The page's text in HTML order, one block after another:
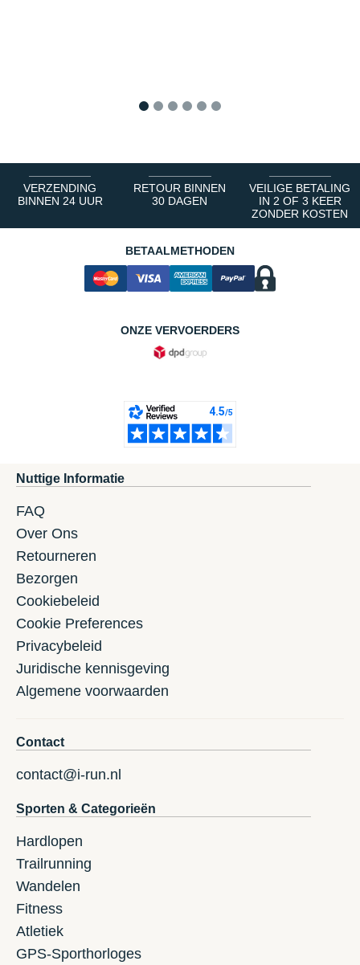
VERZENDING
BINNEN 24 UUR
RETOUR BINNEN
30 DAGEN
VEILIGE BETALING
IN 2 OF 3 KEER
ZONDER KOSTEN
BETAALMETHODEN
ONZE VERVOERDERS
Nuttige Informatie
FAQ
Over Ons
Retourneren
Bezorgen
Cookiebeleid
Cookie Preferences
Privacybeleid
Juridische kennisgeving
Algemene voorwaarden
Contact
contact@i-run.nl
Sporten & Categorieën
Hardlopen
Trailrunning
Wandelen
Fitness
Atletiek
GPS-Sporthorloges